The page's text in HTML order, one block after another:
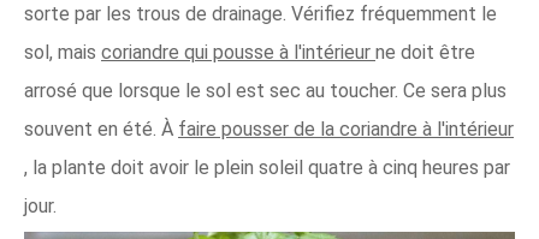
sorte par les trous de drainage. Vérifiez fréquemment le
sol, mais coriandre qui pousse à l'intérieur ne doit être
arrosé que lorsque le sol est sec au toucher. Ce sera plus
souvent en été. À faire pousser de la coriandre à l'intérieur
, la plante doit avoir le plein soleil quatre à cinq heures par
jour.